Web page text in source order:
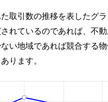
取引数の推移を表したグラ
れているのであれば、不
い地域であれば競合する
ります。